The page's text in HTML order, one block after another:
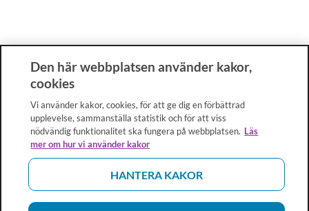
Den här webbplatsen använder kakor,
cookies
Vi använder kakor, cookies, för att ge dig en förbättrad
upplevelse, sammanställa statistik och för att viss
nödvändig funktionalitet ska fungera på webbplatsen. Läs
mer om hur vi använder kakor
HANTERA KAKOR